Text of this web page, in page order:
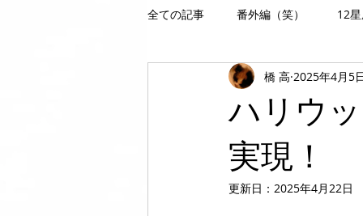
全ての記事 番外編（笑） 12
芸能関係のお客様体験談 美
こどもの足 美脚になる サンダ
ハリウ
実現！
橋 高 2025年4月5
更新日： 2025年4月22日